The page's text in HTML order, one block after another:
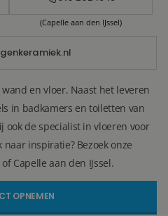
(Capelle aan den IJssel)
en vloer. Naast het leveren
in badkamers en toiletten van
de specialist in vloeren voor
inspiratie? Bezoek onze
Capelle aan den IJssel.
OPNEMEN